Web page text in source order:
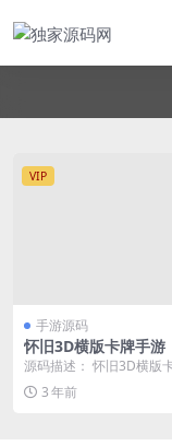
VIP
手游源码
怀旧3D横版卡牌手游
醒冰雪女神11SS神话
tu手工端服务端+安卓
源码描述： 怀旧3D横版
【口袋觉醒冰雪女神11SS
版】2023最...
3 年前